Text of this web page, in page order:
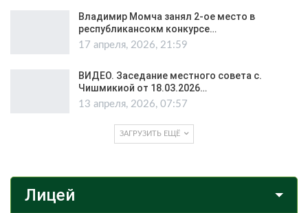
Владимир Момча занял 2-ое место в
республикансокм конкурсе…
17 апреля, 2026, 21:59
ВИДЕО. Заседание местного совета с.
Чишмикиой от 18.03.2026…
13 апреля, 2026, 07:57
ЗАГРУЗИТЬ ЕЩЁ
Лицей